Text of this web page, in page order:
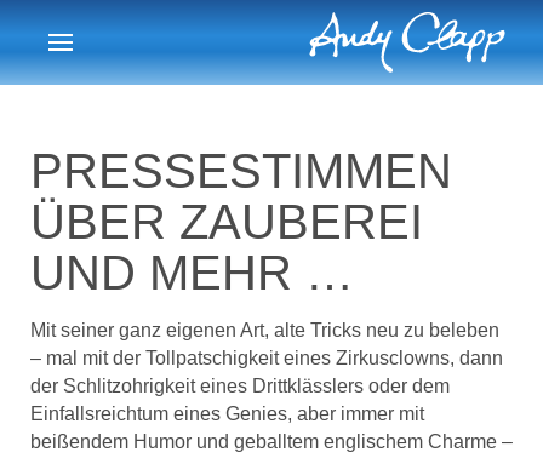
PRESSESTIMMEN
ÜBER ZAUBEREI
UND MEHR …
Mit seiner ganz eigenen Art, alte Tricks neu zu beleben
– mal mit der Tollpatschigkeit eines Zirkusclowns, dann
der Schlitzohrigkeit eines Drittklässlers oder dem
Einfallsreichtum eines Genies, aber immer mit
beißendem Humor und geballtem englischem Charme –